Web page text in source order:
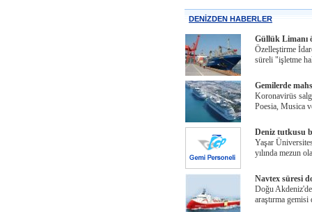
DENİZDEN HABERLER
Güllük Limanı
Özelleştirme
süreli "işletme
Gemilerde
Koronavirüs
Poesia, Musica
Deniz tutkusu
Yaşar
yılında mezun
Navtex süresi
Doğu
araştırma